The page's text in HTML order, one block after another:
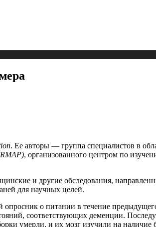
. Ее авторы — группа специалистов в
, организованного центром по
и другие обследования,
для научных целей.
о питании в течение
соответствующих деменции.
умерли, и их мозг изучили на наличие